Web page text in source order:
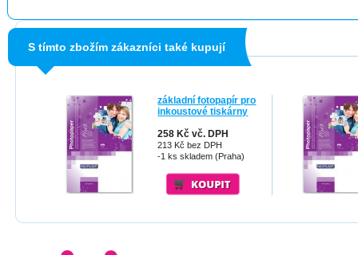
S tímto zbožím zákazníci také kupují
základní fotopapír pro
inkoustové tiskárny
258 Kč vč. DPH
213 Kč bez DPH
-1 ks skladem (Praha)